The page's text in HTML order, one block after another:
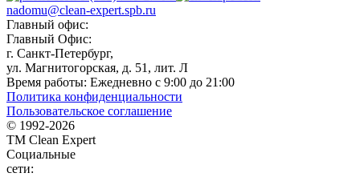
nadomu@clean-expert.spb.ru
Главный офис:
Главный Офис:
г. Санкт-Петербург,
ул. Магнитогорская, д. 51, лит. Л
Время работы: Ежедневно с 9:00 до 21:00
Политика конфиденциальности
Пользовательское соглашение
© 1992-2026
TM Clean Expert
Социальные
сети: